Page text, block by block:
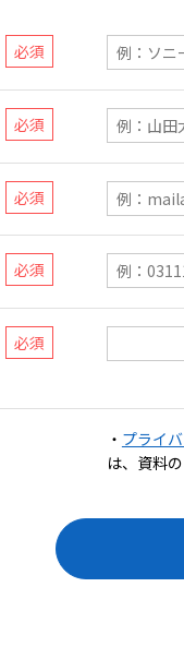
・ プライ
は、資料